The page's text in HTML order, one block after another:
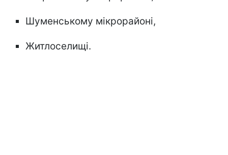
Шуменському мікрорайоні,
Житлоселищі.